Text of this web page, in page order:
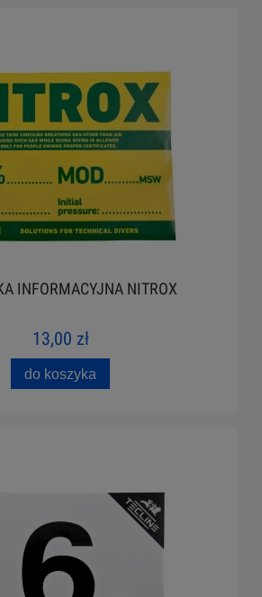
INFORMACYJNA NITROX
13,00 zł
do koszyka